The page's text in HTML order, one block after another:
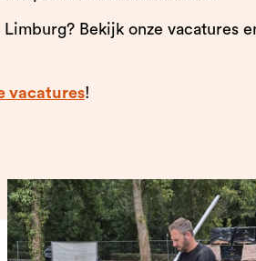
Bekijk onze vacatures
vacatures!